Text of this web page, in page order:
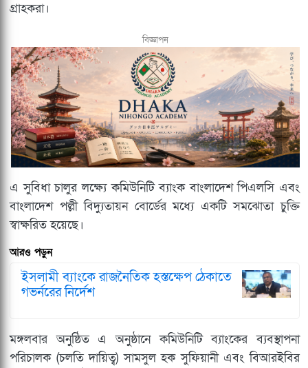
গ্রাহকরা।
বিজ্ঞাপন
এ সুবিধা চালুর লক্ষ্যে কমিউনিটি ব্যাংক বাংলাদেশ পিএলসি এবং
বাংলাদেশ পল্লী বিদ্যুতায়ন বোর্ডের মধ্যে একটি সমঝোতা চুক্তি
স্বাক্ষরিত হয়েছে।
আরও পড়ুন
ইসলামী ব্যাংকে রাজনৈতিক হস্তক্ষেপ ঠেকাতে
গভর্নরের নির্দেশ
মঙ্গলবার অনুষ্ঠিত এ অনুষ্ঠানে কমিউনিটি ব্যাংকের ব্যবস্থাপনা
পরিচালক (চলতি দায়িত্ব) সামসুল হক সুফিয়ানী এবং বিআরইবির